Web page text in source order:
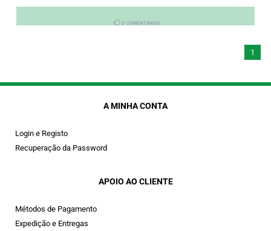
0 COMENTÁRIOS
1
A MINHA CONTA
Login e Registo
Recuperação da Password
APOIO AO CLIENTE
Métodos de Pagamento
Expedição e Entregas